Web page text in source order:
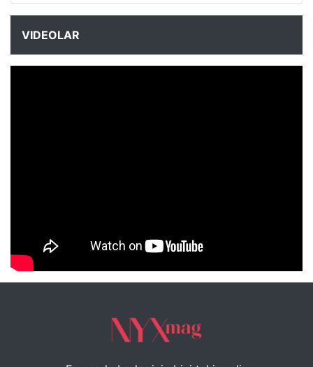
VIDEOLAR
NYXmag 2. Yaş Kutlama Etkinliği